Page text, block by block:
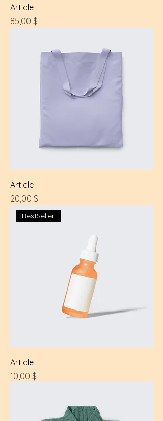
Article
Prix
85,00 $
Article
Prix
20,00 $
BestSeller
Article
Prix
10,00 $